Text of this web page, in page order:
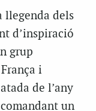
llegenda dels
d’inspiració
grup
i
de l’any
un